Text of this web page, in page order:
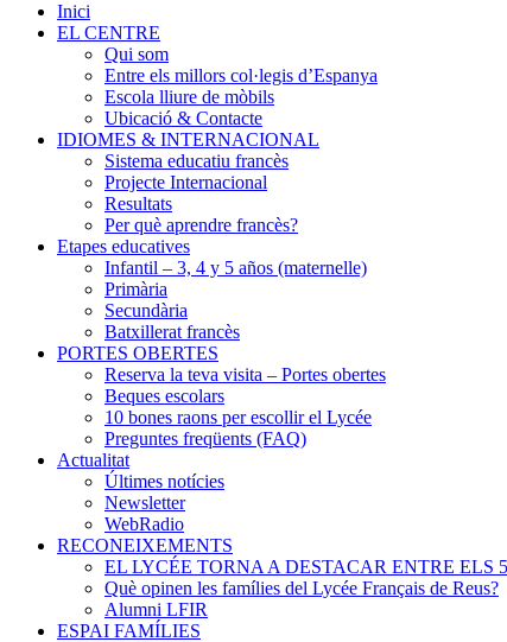
Inici
EL CENTRE
Qui som
Entre els millors col·legis d’Espanya
Escola lliure de mòbils
Ubicació & Contacte
IDIOMES & INTERNACIONAL
Sistema educatiu francès
Projecte Internacional
Resultats
Per què aprendre francès?
Etapes educatives
Infantil – 3, 4 y 5 años (maternelle)
Primària
Secundària
Batxillerat francès
PORTES OBERTES
Reserva la teva visita – Portes obertes
Beques escolars
10 bones raons per escollir el Lycée
Preguntes freqüents (FAQ)
Actualitat
Últimes notícies
Newsletter
WebRadio
RECONEIXEMENTS
EL LYCÉE TORNA A DESTACAR ENTRE ELS
Què opinen les famílies del Lycée Français de Reus?
Alumni LFIR
ESPAI FAMÍLIES